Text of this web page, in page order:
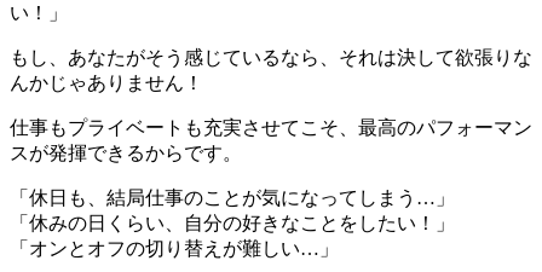
い！」
もし、あなたがそう感じているなら、それは決して欲張りな
んかじゃありません！
仕事もプライベートも充実させてこそ、最高のパフォーマン
スが発揮できるからです。
「休日も、結局仕事のことが気になってしまう…」
「休みの日くらい、自分の好きなことをしたい！」
「オンとオフの切り替えが難しい…」